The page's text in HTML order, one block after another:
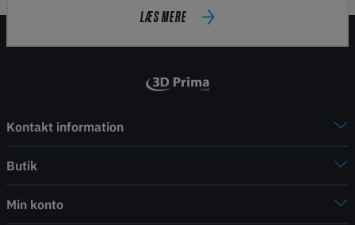
LÆS MERE
Kontakt information
Butik
Min konto